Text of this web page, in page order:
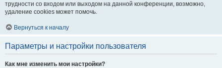
трудности со входом или выходом на данной конференции, возможно,
удаление cookies может помочь.
Вернуться к началу
Параметры и настройки пользователя
Как мне изменить мои настройки?